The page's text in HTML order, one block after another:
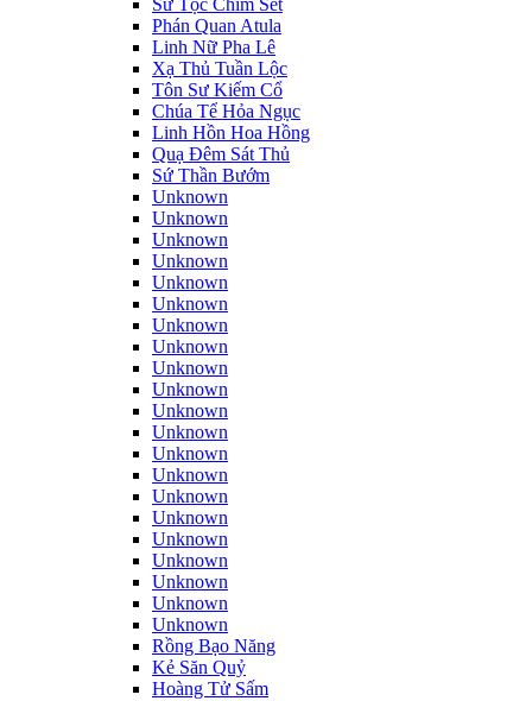
Sứ Tộc Chim Sét
Phán Quan Atula
Linh Nữ Pha Lê
Xạ Thủ Tuần Lộc
Tôn Sư Kiếm Cổ
Chúa Tể Hỏa Ngục
Linh Hồn Hoa Hồng
Quạ Đêm Sát Thủ
Sứ Thần Bướm
Unknown
Unknown
Unknown
Unknown
Unknown
Unknown
Unknown
Unknown
Unknown
Unknown
Unknown
Unknown
Unknown
Unknown
Unknown
Unknown
Unknown
Unknown
Unknown
Unknown
Unknown
Rồng Bạo Năng
Kẻ Săn Quỷ
Hoàng Tử Sấm